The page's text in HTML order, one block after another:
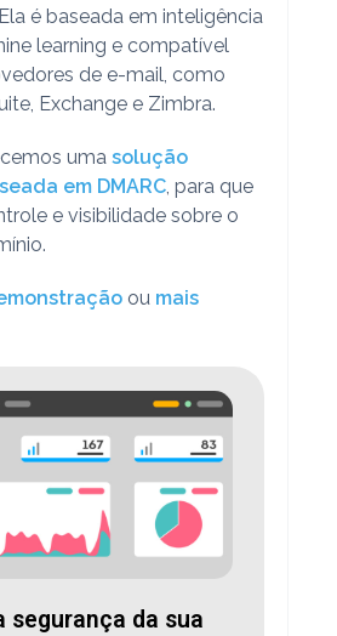
é baseada em inteligência
learning e compatível
de e-mail, como
Exchange e Zimbra.
uma solução
em DMARC, para que
e visibilidade sobre o
ou mais
segurança da sua